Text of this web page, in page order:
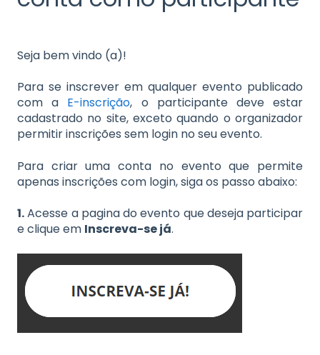
Seja bem vindo (a)!
Para se inscrever em qualquer evento publicado
com a E-inscrição, o participante deve estar
cadastrado no site, exceto quando o organizador
permitir inscrições sem login no seu evento.
Para criar uma conta no evento que permite
apenas inscrições com login, siga os passo abaixo:
1.Acesse a pagina do evento que deseja participar
e clique em Inscreva-se já.